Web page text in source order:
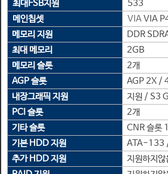
최대FSB지원
533
메인칩셋
VIAVIA
메모리 지원
DDR
최대 메모리
2GB
메모리 슬롯
2개
AGP 슬롯
AGP 2X /
내장그래픽 지원
지원 / S3
PCI 슬롯
2개
기타 슬롯
CNR 슬롯
기본 HDD 지원
ATA-133
추가 HDD 지원
지원하지않